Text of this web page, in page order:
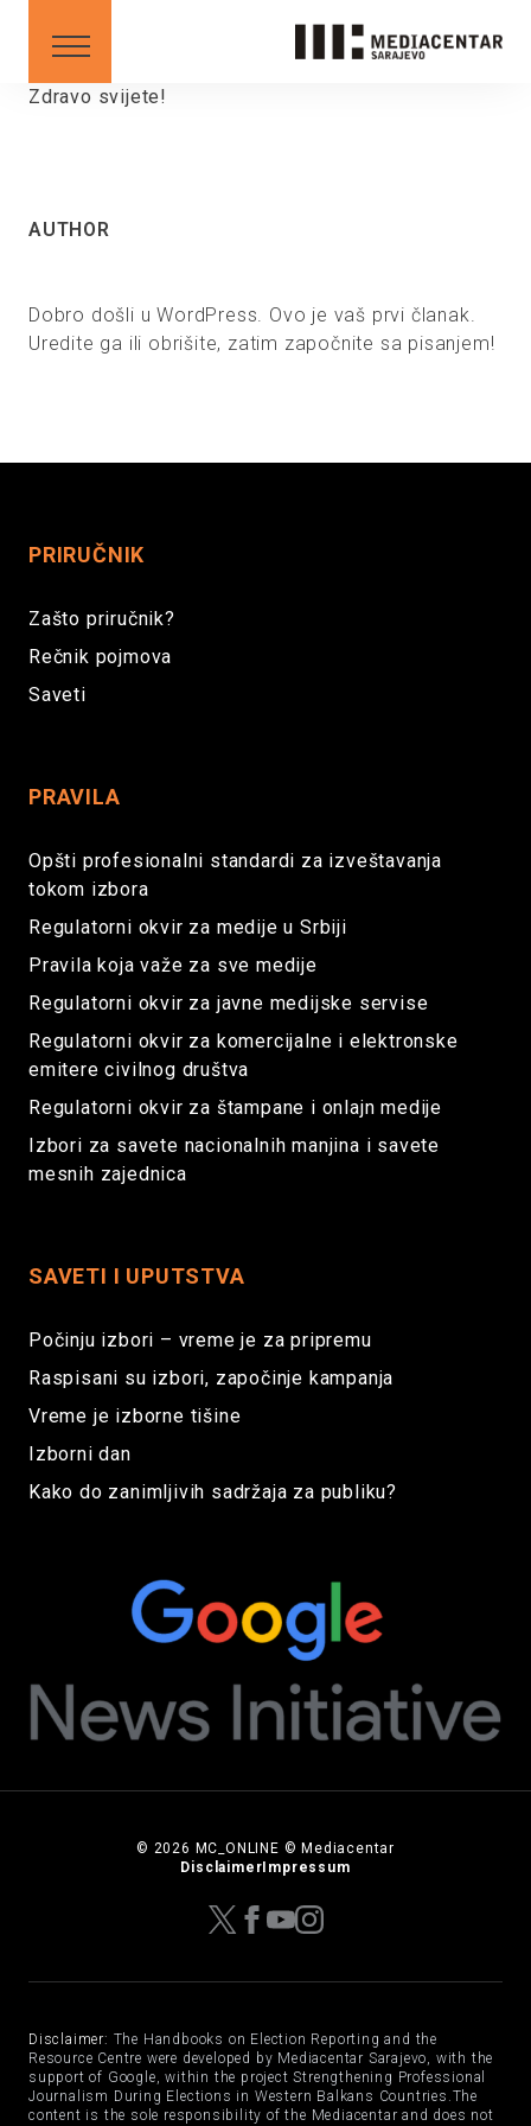
Srpski
XK - SR
Zdravo svijete!
AUTHOR
Dobro došli u WordPress. Ovo je vaš prvi članak.
Uredite ga ili obrišite, zatim započnite sa pisanjem!
PRIRUČNIK
Zašto priručnik?
Rečnik pojmova
Saveti
PRAVILA
Opšti profesionalni standardi za izveštavanja
tokom izbora
Regulatorni okvir za medije u Srbiji
Pravila koja važe za sve medije
Regulatorni okvir za javne medijske servise
Regulatorni okvir za komercijalne i elektronske
emitere civilnog društva
Regulatorni okvir za štampane i onlajn medije
Izbori za savete nacionalnih manjina i savete
mesnih zajednica
SAVETI I UPUTSTVA
Počinju izbori – vreme je za pripremu
Raspisani su izbori, započinje kampanja
Vreme je izborne tišine
Izborni dan
Kako do zanimljivih sadržaja za publiku?
© 2026 MC_ONLINE © Mediacentar
Disclaimer Impressum
Disclaimer: The Handbooks on Election Reporting and the
Resource Centre were developed by Mediacentar Sarajevo, with the
support of Google, within the project Strengthening Professional
Journalism During Elections in Western Balkans Countries.The
content is the sole responsibility of the Mediacentar and does not